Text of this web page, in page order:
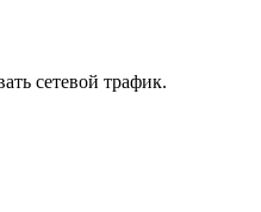
сетевой трафик.